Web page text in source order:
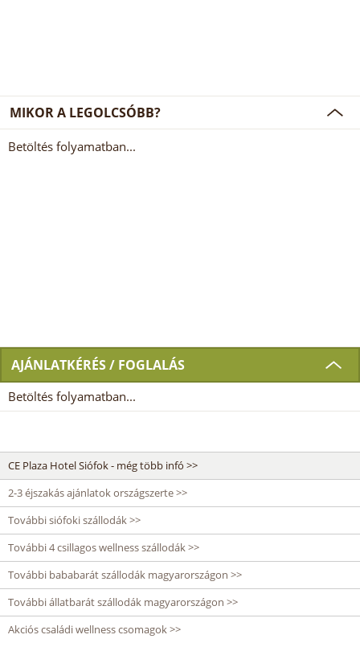
MIKOR A LEGOLCSÓBB?
Betöltés folyamatban...
AJÁNLATKÉRÉS / FOGLALÁS
Betöltés folyamatban...
CE Plaza Hotel Siófok - még több infó >>
2-3 éjszakás ajánlatok országszerte >>
További siófoki szállodák >>
További 4 csillagos wellness szállodák >>
További bababarát szállodák magyarországon >>
További állatbarát szállodák magyarországon >>
Akciós családi wellness csomagok >>